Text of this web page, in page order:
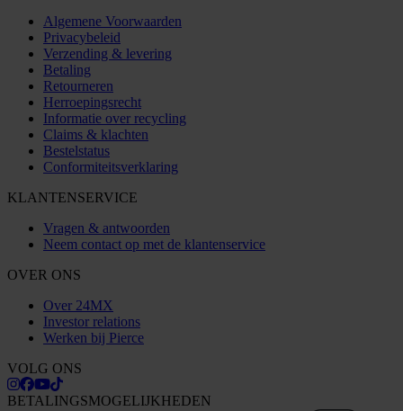
Algemene Voorwaarden
Privacybeleid
Verzending & levering
Betaling
Retourneren
Herroepingsrecht
Informatie over recycling
Claims & klachten
Bestelstatus
Conformiteitsverklaring
KLANTENSERVICE
Vragen & antwoorden
Neem contact op met de klantenservice
OVER ONS
Over 24MX
Investor relations
Werken bij Pierce
VOLG ONS
BETALINGSMOGELIJKHEDEN